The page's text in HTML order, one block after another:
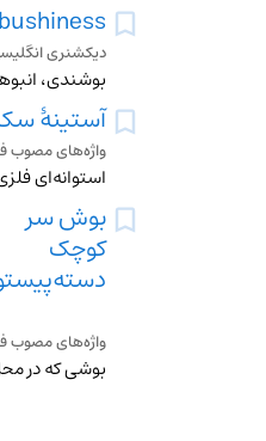
bushiness
دیکشنری
بوشندی،
آستینۀ
واژه‌های مصوب
بوش سر
کوچک
واژه‌های مصوب